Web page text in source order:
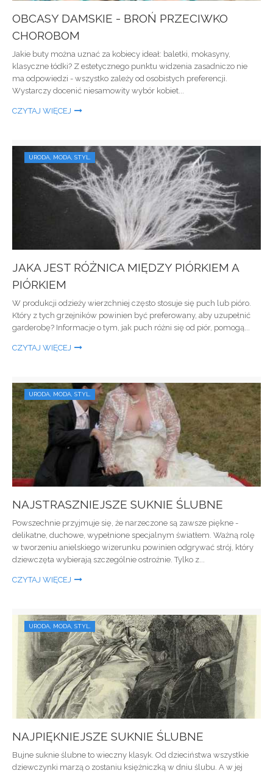
OBCASY DAMSKIE - BROŃ PRZECIWKO
CHOROBOM
Jakie buty można uznać za kobiecy ideał: baletki, mokasyny,
klasyczne łódki? Z estetycznego punktu widzenia zasadniczo nie
ma odpowiedzi - wszystko zależy od osobistych preferencji.
Wystarczy docenić niesamowity wybór kobiet...
CZYTAJ WIĘCEJ
URODA, MODA, STYL.
JAKA JEST RÓŻNICA MIĘDZY PIÓRKIEM A
PIÓRKIEM
W produkcji odzieży wierzchniej często stosuje się puch lub pióro.
Który z tych grzejników powinien być preferowany, aby uzupełnić
garderobę? Informacje o tym, jak puch różni się od piór, pomogą...
CZYTAJ WIĘCEJ
URODA, MODA, STYL.
NAJSTRASZNIEJSZE SUKNIE ŚLUBNE
Powszechnie przyjmuje się, że narzeczone są zawsze piękne -
delikatne, duchowe, wypełnione specjalnym światłem. Ważną rolę
w tworzeniu anielskiego wizerunku powinien odgrywać strój, który
dziewczęta wybierają szczególnie ostrożnie. Tylko z...
CZYTAJ WIĘCEJ
URODA, MODA, STYL.
NAJPIĘKNIEJSZE SUKNIE ŚLUBNE
Bujne suknie ślubne to wieczny klasyk. Od dzieciństwa wszystkie
dziewczynki marzą o zostaniu księżniczką w dniu ślubu. A w jej